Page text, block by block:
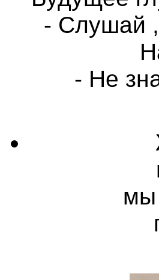
- Слушай ,
- Не
мы